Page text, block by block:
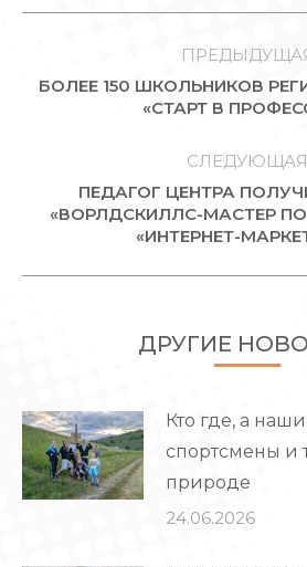
ЗАПИСЯМ
БОЛЕЕ 150 ШКОЛЬНИКОВ
«СТАРТ В
СЛЕДУЮЩАЯ
ПЕДАГОГ ЦЕНТРА
«ВОРЛДСКИЛЛС-МАСТЕР
«ИНТЕРНЕТ-
ДРУГИЕ
Кто где, а
спортсмены и
природе
24.06.2026